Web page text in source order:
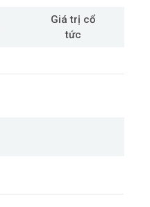
Giá trị cổ
tức